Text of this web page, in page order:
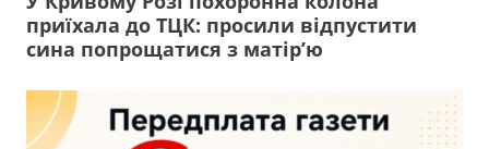
приїхала до ТЦК: просили відпустити
сина попрощатися з матір’ю